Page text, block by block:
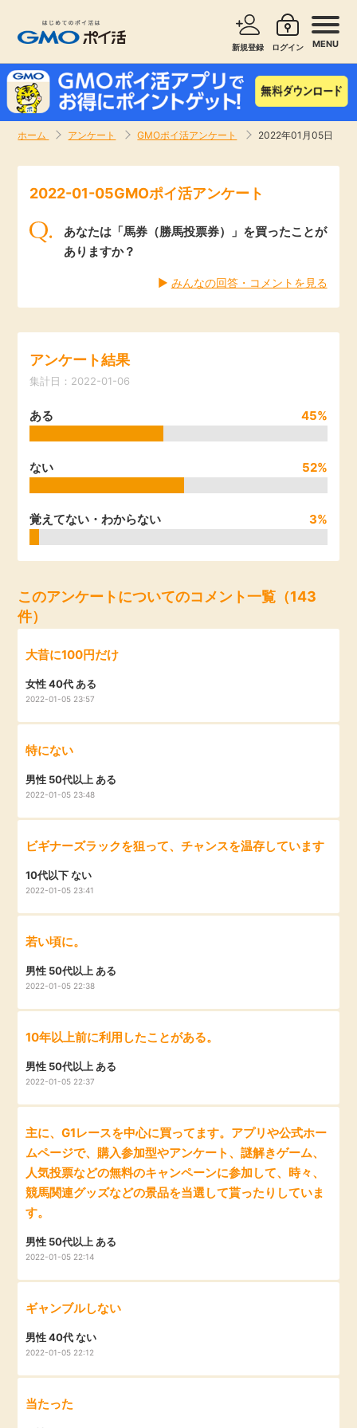
新規登録 ログイン MENU
ホーム アンケート GMOポイ活アンケート 2022年01月05日
新着
高還元
アンケート
ゲーム
お友達紹介
カード比較
特集一覧
ヘルプセンター
サービスで探す ショッピングで探す
旅行・レンタカー
エンタメ
暮らし
引っ越し
買取・査定
月額有料サービス
家計の固定費
2022-01-05GMOポイ活アンケート
あなたは「馬券（勝馬投票券）」を買ったことが
ありますか？
▶︎ みんなの回答・コメントを見る
アンケート結果
集計日：2022-01-06
ある 45%
ない 52%
覚えてない・わからない 3%
このアンケートについてのコメント一覧（143
件）
大昔に100円だけ
女性 40代 ある
2022-01-05 23:57
特にない
男性 50代以上 ある
2022-01-05 23:48
ビギナーズラックを狙って、チャンスを温存しています
10代以下 ない
2022-01-05 23:41
若い頃に。
男性 50代以上 ある
2022-01-05 22:38
10年以上前に利用したことがある。
男性 50代以上 ある
2022-01-05 22:37
主に、G1レースを中心に買ってます。アプリや公式ホー
ムページで、購入参加型やアンケート、謎解きゲーム、
人気投票などの無料のキャンペーンに参加して、時々、
競馬関連グッズなどの景品を当選して貰ったりしていま
す。
男性 50代以上 ある
2022-01-05 22:14
ギャンブルしない
男性 40代 ない
2022-01-05 22:12
当たった